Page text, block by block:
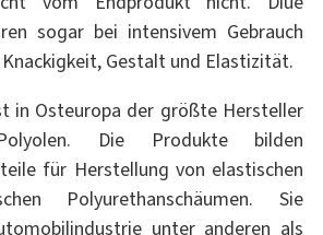
sogar bei intensivem Gebrauch
Gestalt und Elastizität.
in Osteuropa der größte Hersteller
Die Produkte bilden
für Herstellung von elastischen
Polyurethanschäumen. Sie
unter anderen als